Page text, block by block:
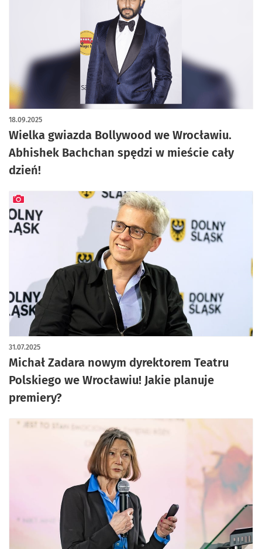
Wielka gwiazda Bollywood we Wrocławiu.
Abhishek Bachchan spędzi w mieście cały
dzień!
18.09.2025
Michał Zadara nowym dyrektorem Teatru
Polskiego we Wrocławiu! Jakie planuje
premiery?
31.07.2025
artykuł z galerią zdjęć